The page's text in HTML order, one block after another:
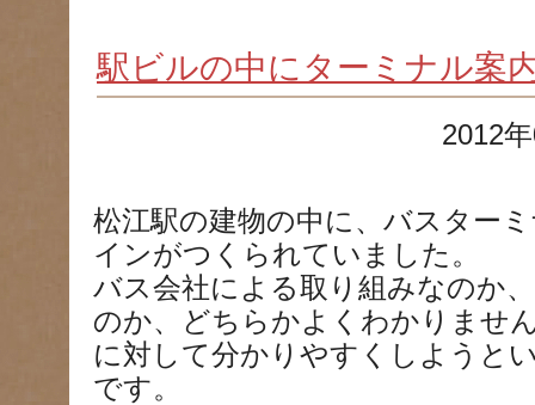
駅ビルの中にターミナル案
2012
松江駅の建物の中に、バスター
インがつくられていました。
バス会社による取り組みなのか
のか、どちらかよくわかりませ
に対して分かりやすくしようと
です。